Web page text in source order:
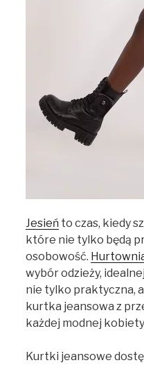
Jesień to czas, kiedy
które nie tylko będą
osobowość.
wybór odzieży,
nie tylko praktyczna,
kurtka jeansowa z
każdej modnej
Kurtki jeansowe